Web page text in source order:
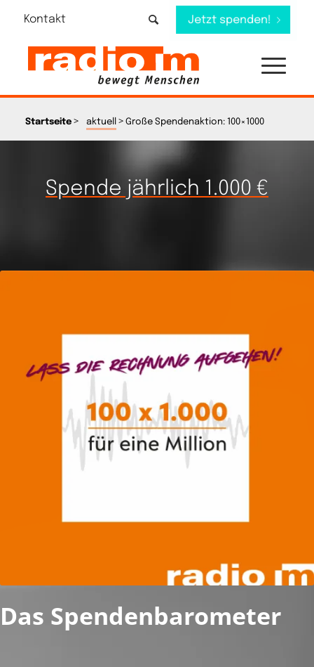
Kontakt Jetzt spenden!
Startseite> aktuell > Große Spendenaktion: 100×1000
Spende jährlich 1.000 €
Das Spendenbarometer